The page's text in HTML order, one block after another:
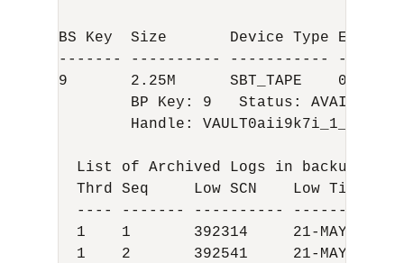
BS Key  Size       Device Type Elapsed
------- ---------- -----------
9       2.25M      SBT_TAPE
BP Key: 9   Status: AVAILABLE
Handle: VAULT0aii9k7i_1_1
List of Archived Logs in backup set
Thrd Seq     Low SCN    Low Time
---- ------- ---------- ---------
1    1       392314     21-MAY-13
1    2       392541     21-MAY-13